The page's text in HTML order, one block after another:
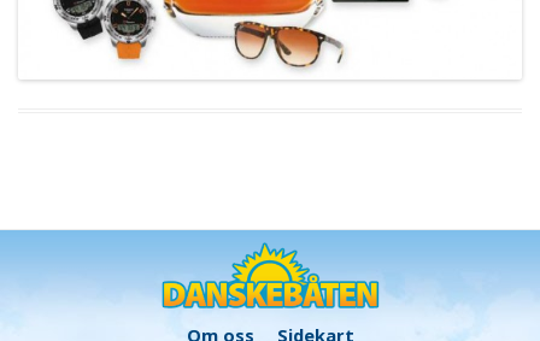
Om oss Sidekart